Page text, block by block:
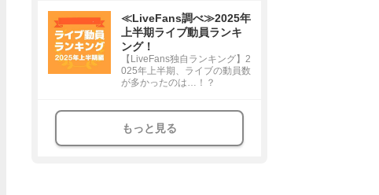
≪LiveFans調べ≫2025年
上半期ライブ動員ランキ
ング！
【LiveFans独自ランキング】2
025年上半期、ライブの動員数
が多かったのは…！？
もっと見る